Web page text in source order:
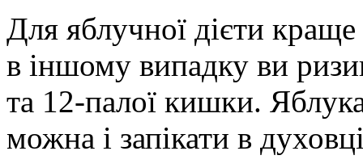
Для яблучної дієти
в іншому випадку ви
та 12-палої кишки.
можна і запікати в